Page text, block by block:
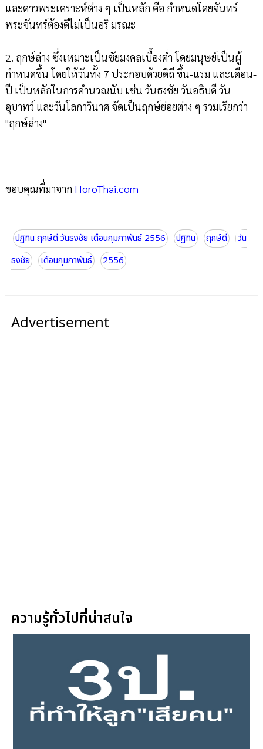
และดาวพระเคราะห์ต่าง ๆ เป็นหลัก คือ กำหนดโดยจันทร์
พระจันทร์ต้องดีไม่เป็นอริ มรณะ
2. ฤกษ์ล่าง ซึ่งเหมาะเป็นชัยมงคลเบื้องต่ำ โดยมนุษย์เป็นผู้
กำหนดขึ้น โดยให้วันทั้ง 7 ประกอบด้วยดิถี ขึ้น-แรม และเดือน-
ปี เป็นหลักในการคำนวณนับ เช่น วันธงชัย วันอธิบดี วัน
อุบาทว์ และวันโลกาวินาศ จัดเป็นฤกษ์ย่อยต่าง ๆ รวมเรียกว่า
"ฤกษ์ล่าง"
ขอบคุณที่มาจาก HoroThai.com
ปฏิทิน ฤกษ์ดี วันธงชัย เดือนกุมภาพันธ์ 2556 ปฏิทิน ฤกษ์ดี
วัน
ธงชัย
เดือนกุมภาพันธ์ 2556
Advertisement
ความรู้ทั่วไปที่น่าสนใจ